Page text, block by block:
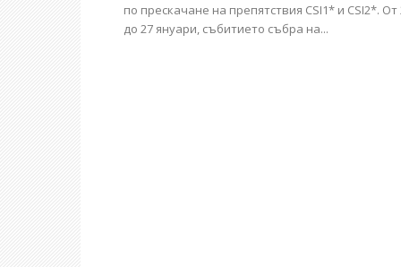
по прескачане на препятствия CSI1* и CSI2*. От
до 27 януари, събитието събра на...